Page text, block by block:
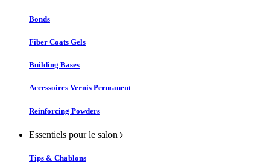
Bonds
Fiber Coats Gels
Building Bases
Accessoires Vernis Permanent
Reinforcing Powders
Essentiels pour le salon
Tips & Chablons